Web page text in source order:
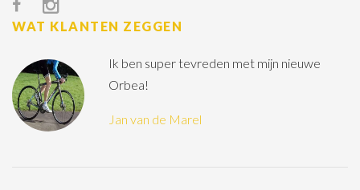
WAT KLANTEN ZEGGEN
Ik ben super tevreden met mijn nieuwe
Orbea!
Jan van de Marel